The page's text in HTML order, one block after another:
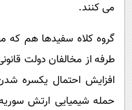
می کنند.
گروه کلاه سفیدها هم که
طرفه از مخالفان دولت
افزایش احتمال یکسره
حمله شیمیایی ارتش